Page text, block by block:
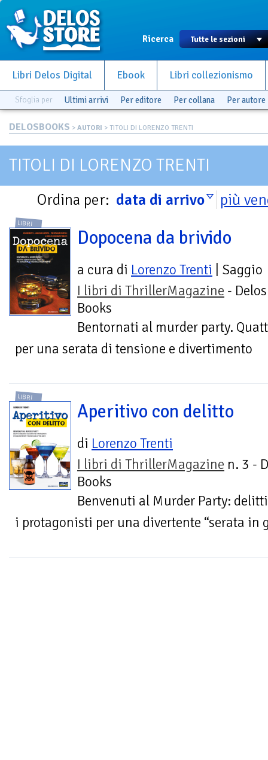
Ricerca
Libri Delos Digital Ebook Libri collezionismo
Sfoglia per Ultimi arrivi Per editore Per collana Per autore
DELOSBOOKS > AUTORI > TITOLI DI LORENZO TRENTI
TITOLI DI LORENZO TRENTI
Ordina per: data di arrivo più
LIBRI
Dopocena da brivido
a cura di Lorenzo Trenti | Saggio
I libri di ThrillerMagazine - Delos
Books
Bentornati al murder party.
per una serata di tensione e divertimento
LIBRI
Aperitivo con delitto
di Lorenzo Trenti
I libri di ThrillerMagazine n. 3 -
Books
Benvenuti al Murder Party:
i protagonisti per una divertente “serata in